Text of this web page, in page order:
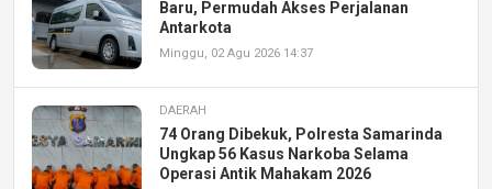
Baru, Permudah Akses Perjalanan
Antarkota
Minggu, 02 Agu 2026 14:37
DAERAH
74 Orang Dibekuk, Polresta Samarinda
Ungkap 56 Kasus Narkoba Selama
Operasi Antik Mahakam 2026